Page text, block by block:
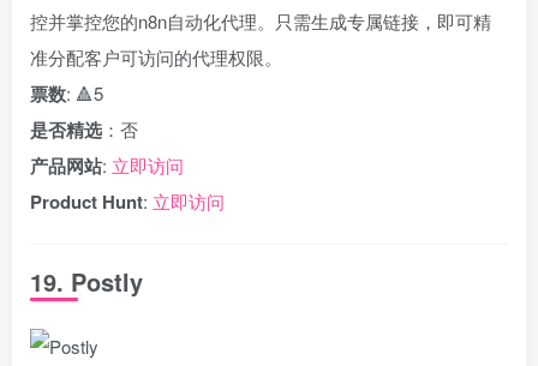
控并掌控您的n8n自动化代理。只需生成专属链接，即可精
准分配客户可访问的代理权限。
票数: 🔺5
是否精选 ：否
产品网站: 立即访问
Product Hunt: 立即访问
19. Postly